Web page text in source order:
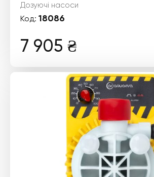
Дозуючі насоси
Код: 18086
7 905 ₴